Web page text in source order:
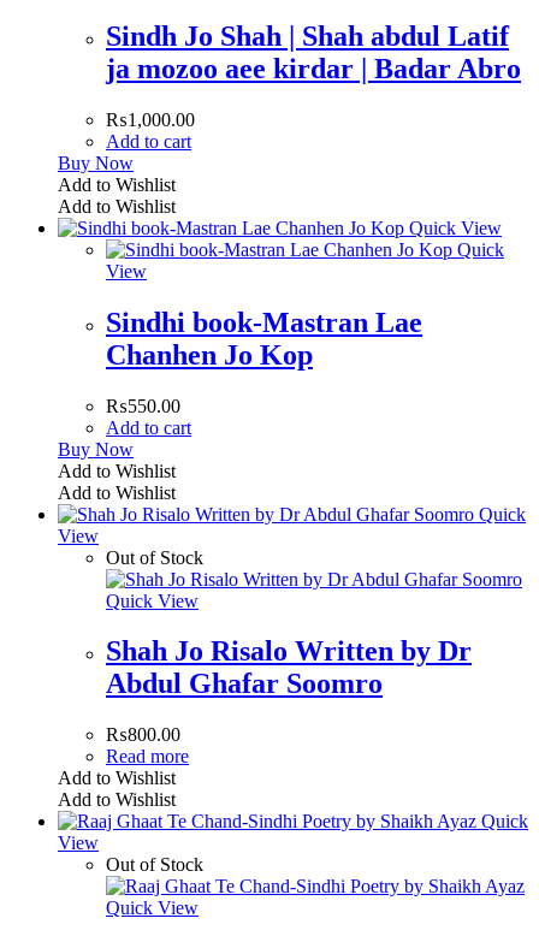
Sindh Jo Shah | Shah abdul Latif
ja mozoo aee kirdar | Badar Abro
₨1,000.00
Add to cart
Buy Now
Add to Wishlist
Add to Wishlist
Quick View
Quick
View
Sindhi book-Mastran Lae
Chanhen Jo Kop
₨550.00
Add to cart
Buy Now
Add to Wishlist
Add to Wishlist
Quick
View
Out of Stock
Quick View
Shah Jo Risalo Written by Dr
Abdul Ghafar Soomro
₨800.00
Read more
Add to Wishlist
Add to Wishlist
Quick
View
Out of Stock
Quick View